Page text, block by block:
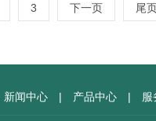
3 下一页 尾
新闻中心 | 产品中心 | 服